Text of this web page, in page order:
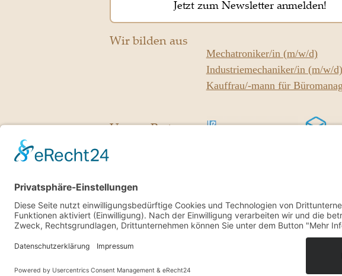
Jetzt zum Newsletter anmelden!
Wir bilden aus
Mechatroniker/in (m/w/d)
Industriemechaniker/in (m/w/d)
Kauffrau/-mann für
Unsere Partner